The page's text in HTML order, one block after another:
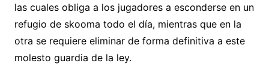
las cuales obliga a los jugadores a esconderse en un
refugio de skooma todo el día, mientras que en la
otra se requiere eliminar de forma definitiva a este
molesto guardia de la ley.